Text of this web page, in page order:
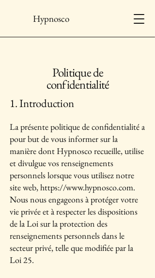
Hypnosco
Politique de
confidentialité
1. Introduction
La présente politique de confidentialité a
pour but de vous informer sur la
manière dont Hypnosco recueille, utilise
et divulgue vos renseignements
personnels lorsque vous utilisez notre
site web,https://www.hypnosco.com.
Nous nous engageons à protéger votre
vie privée et à respecter les dispositions
de la Loi sur la protection des
renseignements personnels dans le
secteur privé, telle que modifiée par la
Loi 25.